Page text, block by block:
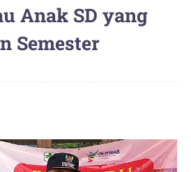
Anak SD yang
Semester